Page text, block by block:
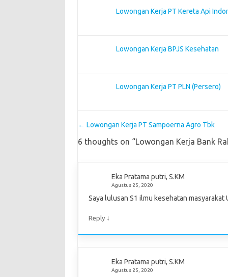
Lowongan Kerja PT Kereta Api
Lowongan Kerja BPJS Kesehatan
Lowongan Kerja PT PLN (Persero)
Post navigation
← Lowongan Kerja PT Sampoerna Agro Tbk
6 thoughts on “Lowongan Kerja Bank
Eka Pratama putri, S.KM
Agustus 25, 2020
Saya lulusan S1 ilmu kesehatan masyarakat
Reply ↓
Eka Pratama putri, S.KM
Agustus 25, 2020